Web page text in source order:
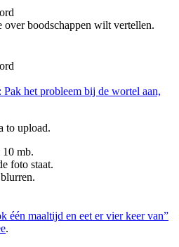
boodschappen wilt vertellen.
Pak het probleem bij de wortel aan,
to upload.
mb.
foto staat.
één maaltijd en eet er vier keer van”
.